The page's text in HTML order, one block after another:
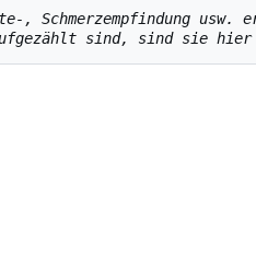
usw.
sind, sind sie hier